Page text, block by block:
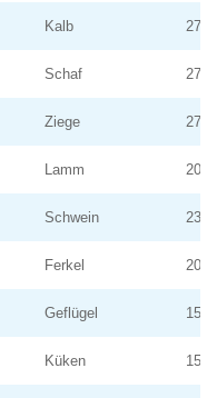
Kalb
Schaf
Ziege
Lamm
Schwein
Ferkel
Geflügel
Küken